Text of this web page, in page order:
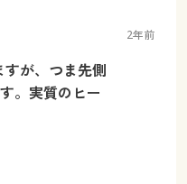
2年前
すが、つま先側
。実質のヒー